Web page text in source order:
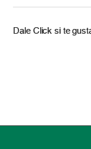
Dale Click si te